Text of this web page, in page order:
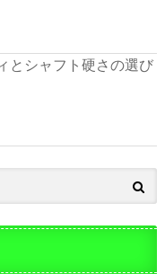
とシャフト硬さの選び